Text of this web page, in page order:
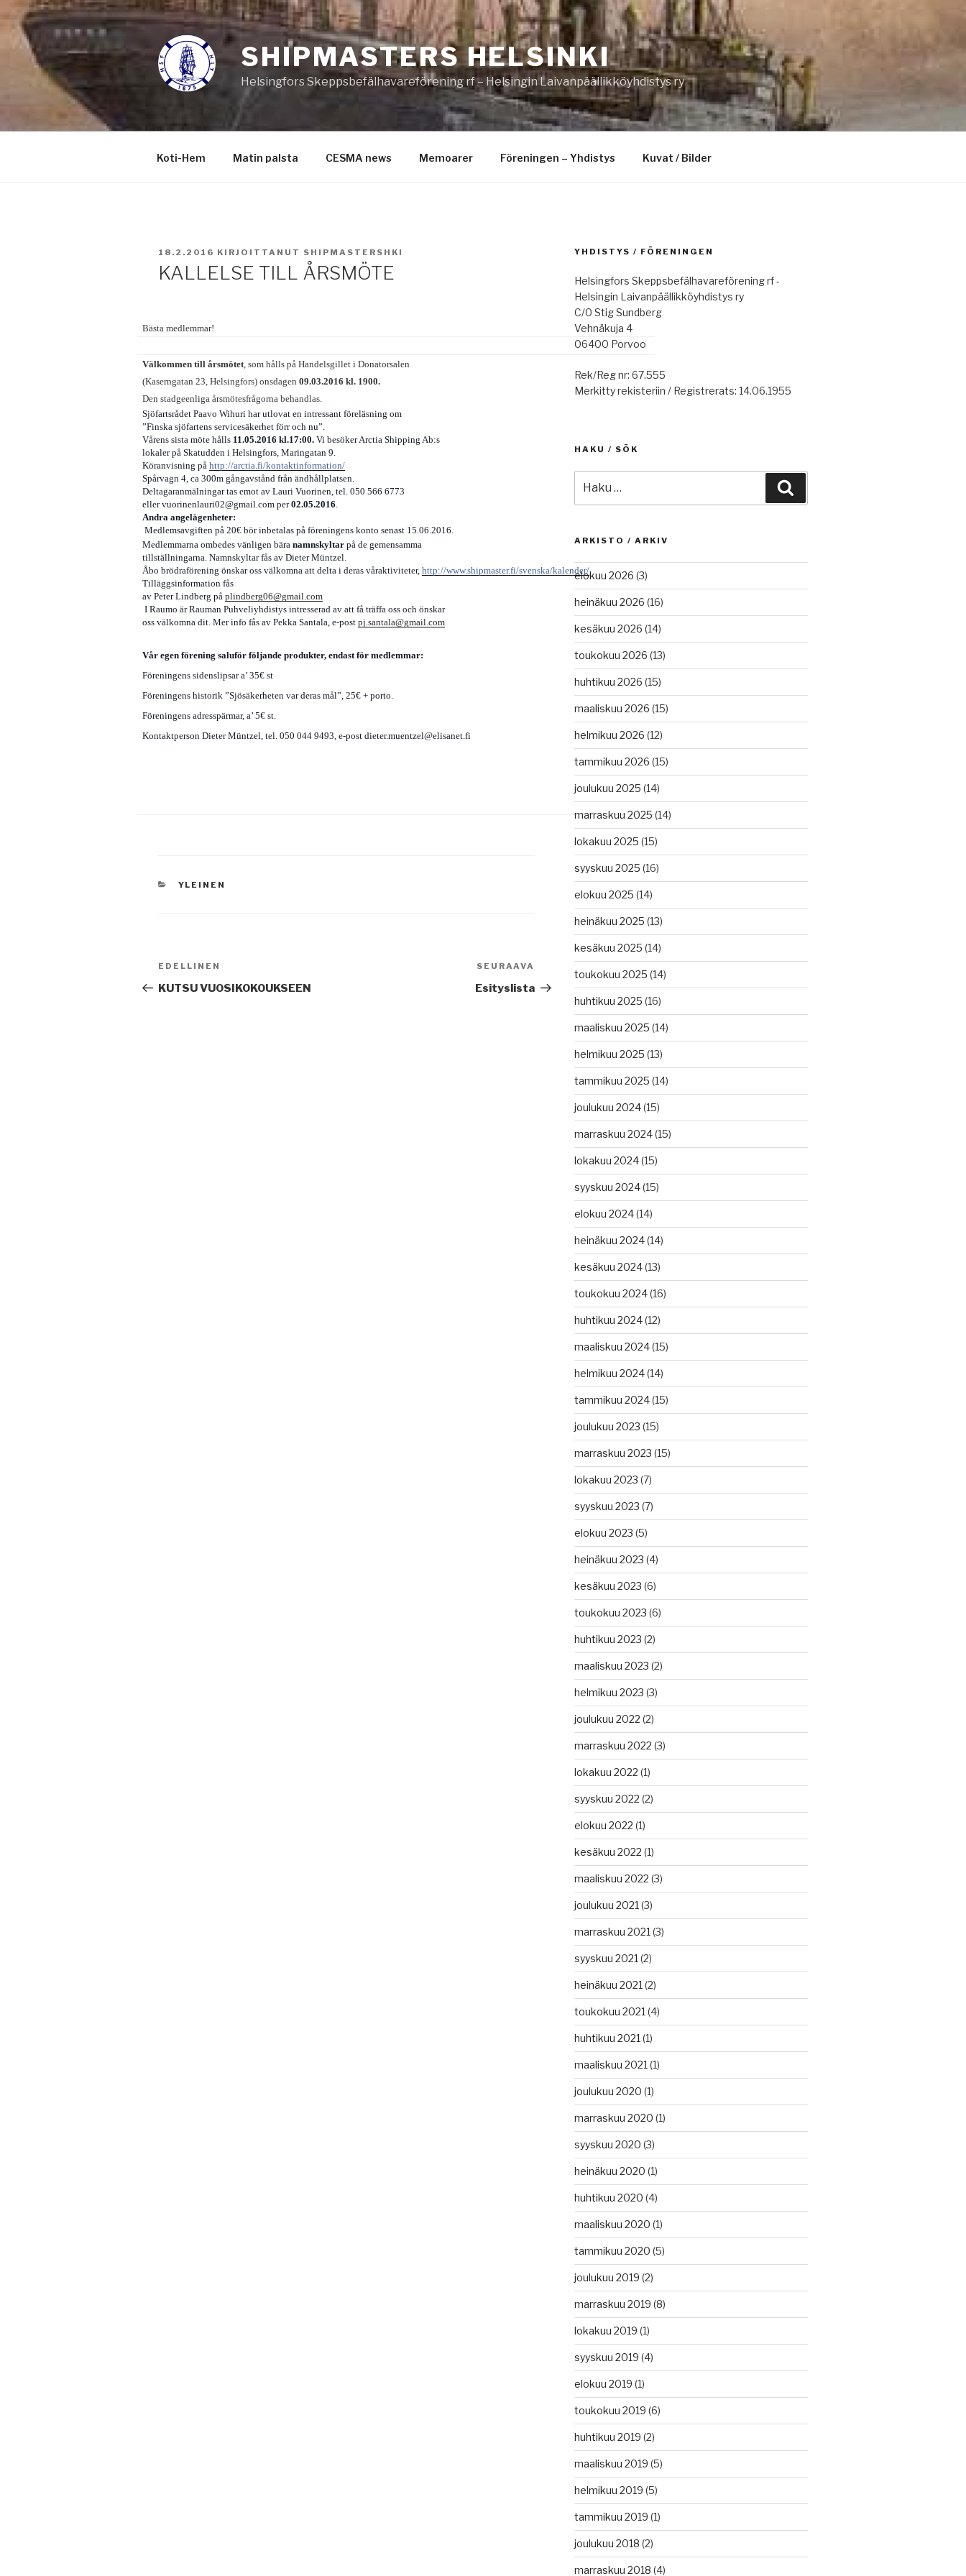
Siirry
sisältöön
SHIPMASTERS HELSINKI
Helsingfors Skeppsbefälhavareförening rf – Helsingin Laivanpäällikköyhdistys ry
Koti-Hem Matin palsta CESMA news Memoarer Föreningen – Yhdistys Kuvat / Bilder
JULKAISTU
18.2.2016 KIRJOITTANUT SHIPMASTERSHKI
KALLELSE TILL ÅRSMÖTE
Bästa medlemmar!
Välkommen till årsmötet, som hålls på Handelsgillet i Donatorsalen
(Kaserngatan 23, Helsingfors) onsdagen09.03.2016 kl. 1900.
Den stadgeenliga årsmötesfrågorna behandlas.
Sjöfartsrådet Paavo Wihuri har utlovat en intressant föreläsning om
”Finska sjöfartens servicesäkerhet förr och nu”.
Vårens sista möte hålls 11.05.2016 kl.17:00. Vi besöker Arctia Shipping Ab:s
lokaler på Skatudden i Helsingfors, Maringatan 9.
Köranvisning påhttp://arctia.fi/kontaktinformation/
Spårvagn 4, ca 300m gångavstånd från ändhållplatsen.
Deltagaranmälningar tas emot av Lauri Vuorinen, tel. 050 566 6773
eller vuorinenlauri02@gmail.comper02.05.2016.
Andra angelägenheter:
Medlemsavgiften på 20€ bör inbetalas på föreningens konto senast 15.06.2016.
Medlemmarna ombedes vänligen bäranamnskyltar på de gemensamma
tillställningarna.Namnskyltar fås av Dieter Müntzel.
Åbo brödraförening önskar oss välkomna att delta i deras våraktiviteter,http://www.shipmaster.fi/svenska/kalender/
Tilläggsinformation fås
av Peter Lindberg påplindberg06@gmail.com
I Raumo är Rauman Puhveliyhdistys intresserad av att få träffa oss och önskar
oss välkomna dit.Mer info fås av Pekka Santala, e-postpj.santala@gmail.com
Vår egen förening saluför följande produkter, endast för medlemmar:
Föreningens sidenslipsar a’ 35€ st
Föreningens historik ”Sjösäkerheten var deras mål”, 25€ + porto.
Föreningens adresspärmar, a’ 5€ st.
Kontaktperson Dieter Müntzel, tel. 050 044 9493, e-post dieter.muentzel@elisanet.fi
KATEGORIAT
YLEINEN
Artikkelien
selaus
Edellinen
artikkeli
EDELLINEN
KUTSU VUOSIKOKOUKSEEN
Seuraava
artikkeli
SEURAAVA
Esityslista
YHDISTYS / FÖRENINGEN
Helsingfors Skeppsbefälhavareförening rf -
Helsingin Laivanpäällikköyhdistys ry
C/0 Stig Sundberg
Vehnäkuja 4
06400 Porvoo
Rek/Reg nr: 67.555
Merkitty rekisteriin / Registrerats: 14.06.1955
HAKU / SÖK
ARKISTO / ARKIV
elokuu 2026 (3)
heinäkuu 2026 (16)
kesäkuu 2026 (14)
toukokuu 2026 (13)
huhtikuu 2026 (15)
maaliskuu 2026 (15)
helmikuu 2026 (12)
tammikuu 2026 (15)
joulukuu 2025 (14)
marraskuu 2025 (14)
lokakuu 2025 (15)
syyskuu 2025 (16)
elokuu 2025 (14)
heinäkuu 2025 (13)
kesäkuu 2025 (14)
toukokuu 2025 (14)
huhtikuu 2025 (16)
maaliskuu 2025 (14)
helmikuu 2025 (13)
tammikuu 2025 (14)
joulukuu 2024(15)
marraskuu 2024(15)
lokakuu 2024(15)
syyskuu 2024(15)
elokuu 2024(14)
heinäkuu 2024(14)
kesäkuu 2024(13)
toukokuu 2024(16)
huhtikuu 2024(12)
maaliskuu 2024(15)
helmikuu 2024(14)
tammikuu 2024(15)
joulukuu 2023 (15)
marraskuu 2023 (15)
lokakuu 2023 (7)
syyskuu 2023 (7)
elokuu 2023 (5)
heinäkuu 2023 (4)
kesäkuu 2023 (6)
toukokuu 2023 (6)
huhtikuu 2023 (2)
maaliskuu 2023 (2)
helmikuu 2023 (3)
joulukuu 2022 (2)
marraskuu 2022 (3)
lokakuu 2022 (1)
syyskuu 2022 (2)
elokuu 2022 (1)
kesäkuu 2022 (1)
maaliskuu 2022 (3)
joulukuu 2021 (3)
marraskuu 2021 (3)
syyskuu 2021 (2)
heinäkuu 2021 (2)
toukokuu 2021 (4)
huhtikuu 2021 (1)
maaliskuu 2021 (1)
joulukuu 2020 (1)
marraskuu 2020 (1)
syyskuu 2020 (3)
heinäkuu 2020 (1)
huhtikuu 2020 (4)
maaliskuu 2020 (1)
tammikuu 2020 (5)
joulukuu 2019 (2)
marraskuu 2019 (8)
lokakuu 2019 (1)
syyskuu 2019 (4)
elokuu 2019 (1)
toukokuu 2019 (6)
huhtikuu 2019 (2)
maaliskuu 2019 (5)
helmikuu 2019 (5)
tammikuu 2019 (1)
joulukuu 2018 (2)
marraskuu 2018 (4)